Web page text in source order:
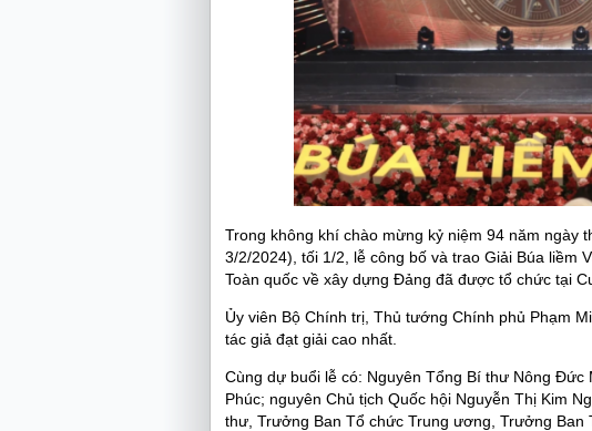
Trong không khí chào mừng kỷ niệm 94 năm ngày
3/2/2024), tối 1/2, lễ công bố và trao Giải Búa liềm
Toàn quốc về xây dựng Đảng đã được tổ chức tại
Ủy viên Bộ Chính trị, Thủ tướng Chính phủ Phạm
tác giả đạt giải cao nhất.
Cùng dự buổi lễ có: Nguyên Tổng Bí thư Nông Đức
Phúc; nguyên Chủ tịch Quốc hội Nguyễn Thị Kim
thư, Trưởng Ban Tổ chức Trung ương, Trưởng Ban